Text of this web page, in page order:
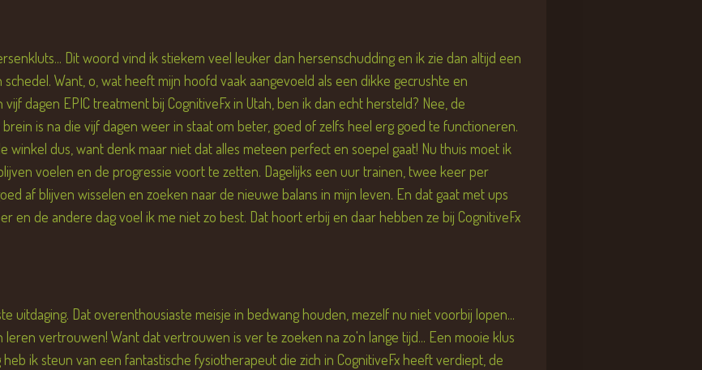
Dit woord vind ik stiekem veel leuker dan hersenschudding en ik zie dan altijd een
Want, o, wat heeft mijn hoofd vaak aangevoeld als een dikke gecrushte en
dagen EPIC treatment bij CognitiveFx in Utah, ben ik dan echt hersteld? Nee, de
brein is na die vijf dagen weer in staat om beter, goed of zelfs heel erg goed te functioneren.
winkel dus, want denk maar niet dat alles meteen perfect en soepel gaat! Nu thuis moet ik
voelen en de progressie voort te zetten. Dagelijks een uur trainen, twee keer per
af blijven wisselen en zoeken naar de nieuwe balans in mijn leven. En dat gaat met ups
en de andere dag voel ik me niet zo best. Dat hoort erbij en daar hebben ze bij CognitiveFx
uitdaging. Dat overenthousiaste meisje in bedwang houden, mezelf nu niet voorbij lopen...
leren vertrouwen! Want dat vertrouwen is ver te zoeken na zo'n lange tijd... Een mooie klus
ik steun van een fantastische fysiotherapeut die zich in CognitiveFx heeft verdiept, de